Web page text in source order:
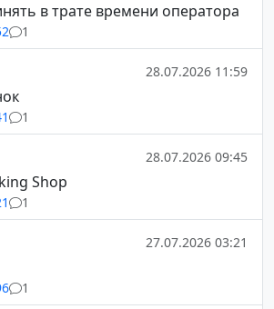
в трате времени оператора
1
28.07.2026 11:59
1
28.07.2026 09:45
Shop
1
27.07.2026 03:21
1